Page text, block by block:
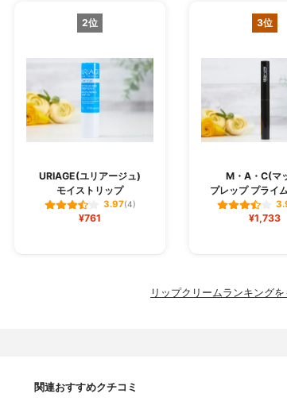
2位
URIAGE(ユリアージュ)
モイストリップ
3.97(4)
¥761
3位
M・A・C(マ
プレップ プライ
¥1,733
リップクリームランキング
関連おすすめクチコミ